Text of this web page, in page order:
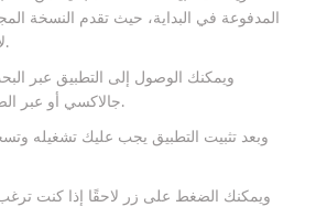
المدفوعة في البداية، حيث تقدم النسخة
لاستخدام مساعد جوجل.
ويمكنك الوصول إلى التطبيق عبر
جالاكسي أو عبر الضغط على الرابط التالي.
وبعد تثبيت التطبيق يجب عليك تشغيله
ويمكنك الضغط على زر لاحقًا إذا كنت